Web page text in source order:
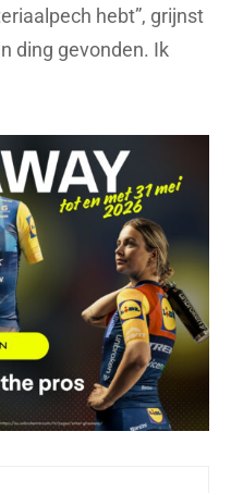
hebt”, grijnst
ding gevonden. Ik